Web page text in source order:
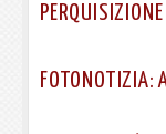
FOTONOTIZIA: